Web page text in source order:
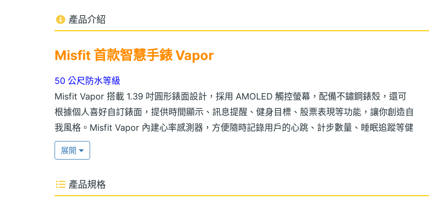
產品介紹
Misfit 首款智慧手錶 Vapor
50 公尺防水等級
Misfit Vapor 搭載 1.39 吋圓形錶面設計，採用 AMOLED 觸控螢幕，配備不鏽鋼錶殼，還可
根據個人喜好自訂錶面，提供時間顯示、訊息提醒、健身目標、股票表現等功能，讓你創造自
我風格。Misfit Vapor 內建心率感測器，方便隨時記錄用戶的心跳、計步數量、睡眠追蹤等健
康資訊，讓你自我管理更便利。Misfit Vapor 還支援 50 公尺防水等級，將智慧手錶戴著洗手
也無須擔心受損。
支援獨立音樂播放
展開
產品規格